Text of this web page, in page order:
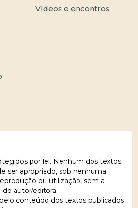
Vídeos e encontros
por lei. Nenhum dos textos
ser apropriado, sob nenhuma
ou utilização, sem a
do autor/editora.
conteúdo dos textos publicados